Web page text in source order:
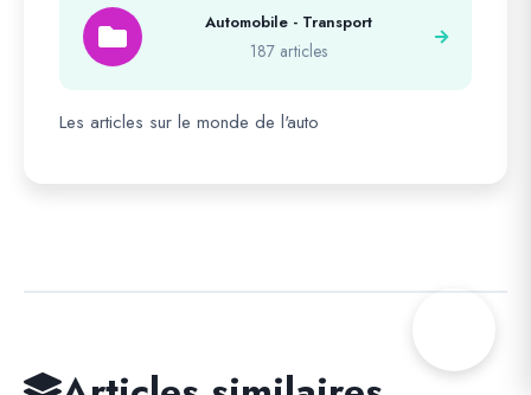
Automobile - Transport
187 articles
Les articles sur le monde de l'auto